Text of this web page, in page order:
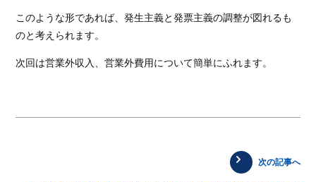
このような形であれば、発生主義と発票主義の調整が図れるも
のと考えられます。
次回は営業外収入、営業外費用について簡単にふれます。
次の記事へ